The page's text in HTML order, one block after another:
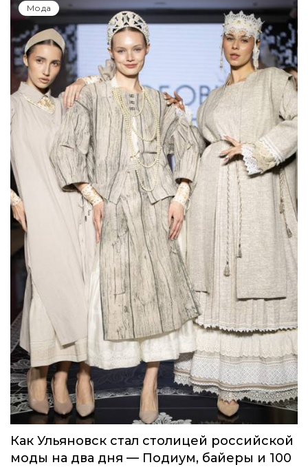
Мода
Как Ульяновск стал столицей российской
моды на два дня — Подиум, байеры и 100